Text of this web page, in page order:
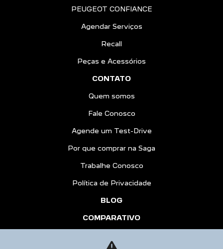
PEUGEOT CONFIANCE
Agendar Serviços
Recall
Peças e Acessórios
CONTATO
Quem somos
Fale Conosco
Agende um Test-Drive
Por que comprar na Saga
Trabalhe Conosco
Política de Privacidade
BLOG
COMPARATIVO